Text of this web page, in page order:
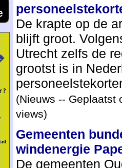
De krapte op de
blijft groot.
Utrecht zelfs de
grootst is in
(Nieuws -- Geplaatst
views)
Gemeenten
windenergie
De gemeenten